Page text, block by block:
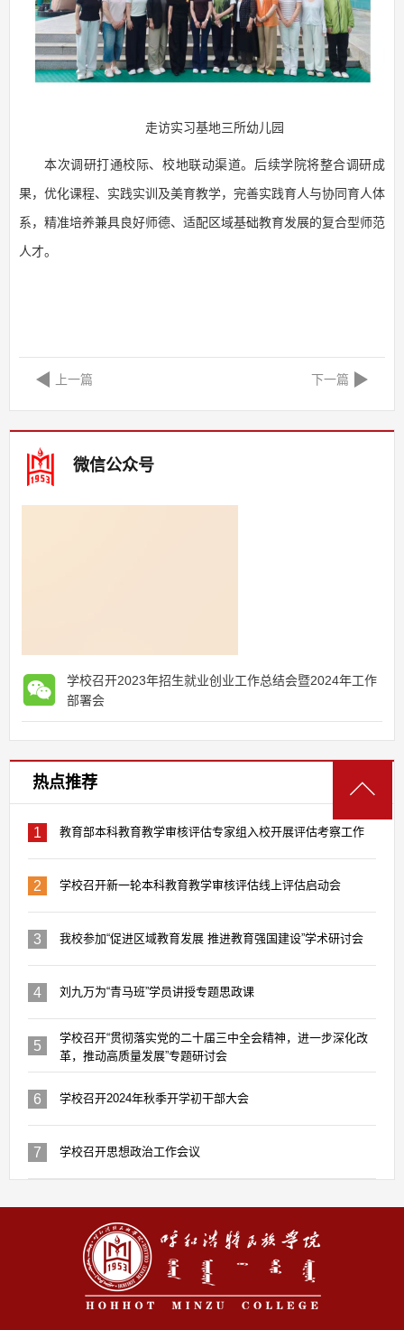
走访实习基地三所幼儿园
本次调研打通校际、校地联动渠道。后续学院将整合调研成
果，优化课程、实践实训及美育教学，完善实践育人与协同育人体
系，精准培养兼具良好师德、适配区域基础教育发展的复合型师范
人才。
上一篇 下一篇
微信公众号
学校召开2023年招生就业创业工作总结会暨2024年工作
部署会
热点推荐
1 教育部本科教育教学审核评估专家组入校开展评估考察工作
2 学校召开新一轮本科教育教学审核评估线上评估启动会
3 我校参加“促进区域教育发展 推进教育强国建设”学术研讨会
4 刘九万为“青马班”学员讲授专题思政课
5
学校召开“贯彻落实党的二十届三中全会精神，进一步深化改
革，推动高质量发展”专题研讨会
6 学校召开2024年秋季开学初干部大会
7 学校召开思想政治工作会议